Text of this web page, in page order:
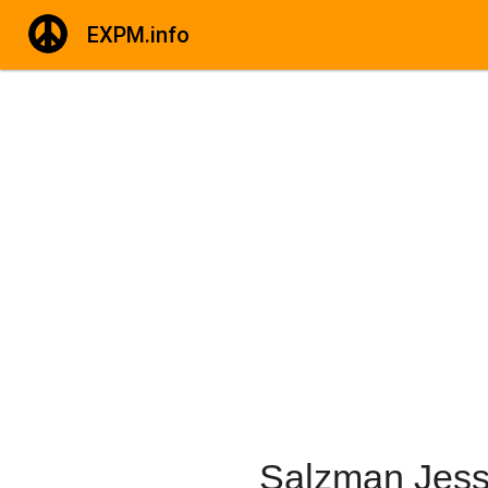
EXPM.info
Salzman